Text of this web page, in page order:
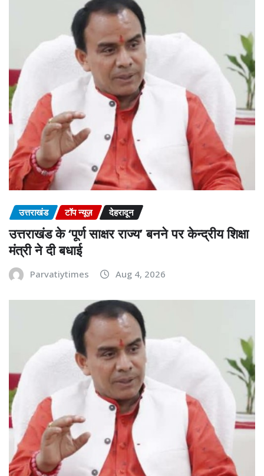
उत्तराखंड टॉप न्यूज़ देहरादून
उत्तराखंड के ‘पूर्ण साक्षर राज्य’ बनने पर केन्द्रीय शिक्षा
मंत्री ने दी बधाई
Parvatiytimes Aug 4, 2026